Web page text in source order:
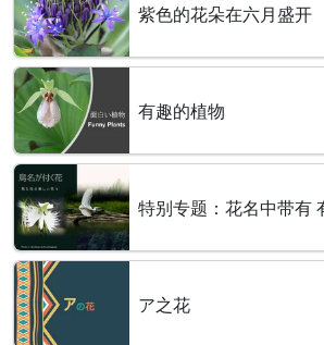
紫色的花朵在六月盛开
有趣的植物
特别专题：花名中带有
ア之花